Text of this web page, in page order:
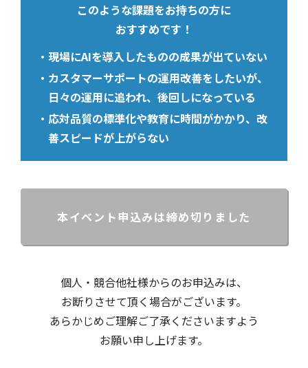
このような課題をお持ちの方に
おすすめです！
現場にAIを導入したものの成果が出ていない
カスタマーサポートの運用改善をしたいが、
日々の運用に追われ、後回しになっている
応対品質の標準化や教育に時間がかかり、改
善スピードが上がらない
本イベント申込みは締め切りました
個人・競合他社様からのお申込みは、
お断りさせて頂く場合がございます。
あらかじめご理解ご了承くださいますよう
お願い申し上げます。